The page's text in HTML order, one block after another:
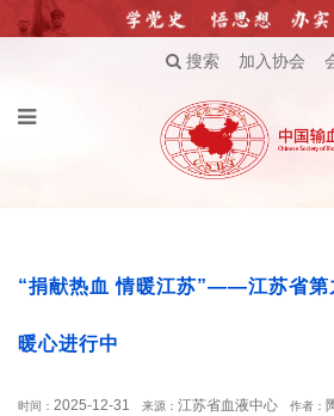
搜索 加入协会
“捐献热血 情暖江苏”——江苏省第
暖心进行中
时间： 2025-12-31 来源： 江苏省血液中心 作者：